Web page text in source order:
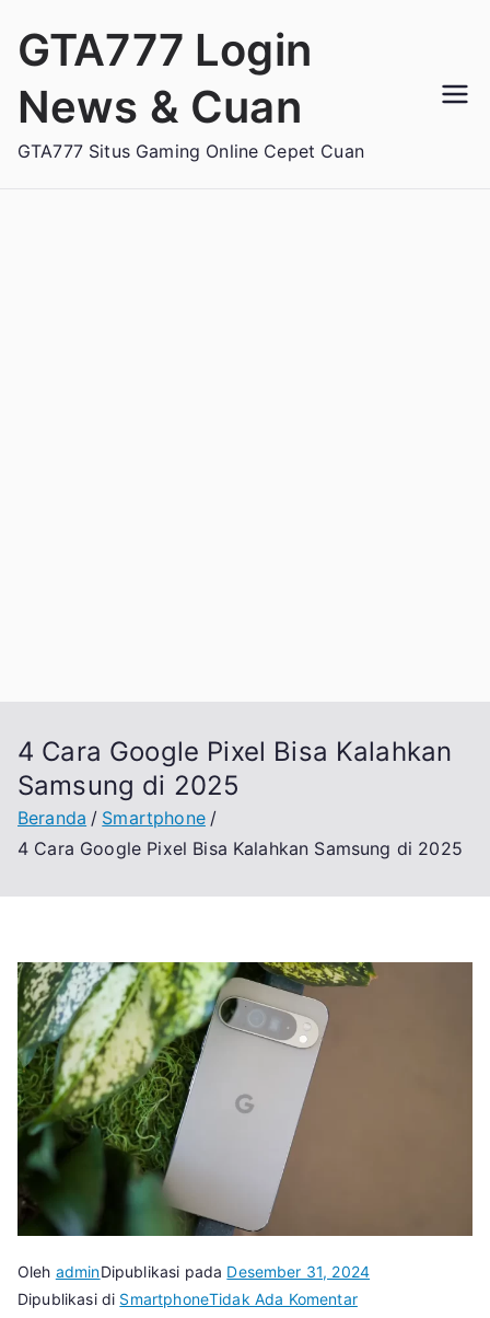
GTA777 Login
News & Cuan
GTA777 Situs Gaming Online Cepet Cuan
4 Cara Google Pixel Bisa Kalahkan
Samsung di 2025
Beranda
Smartphone
4 Cara Google Pixel Bisa Kalahkan Samsung di 2025
Oleh adminDipublikasi pada Desember 31, 2024
Dipublikasi di SmartphoneTidak Ada Komentarpada